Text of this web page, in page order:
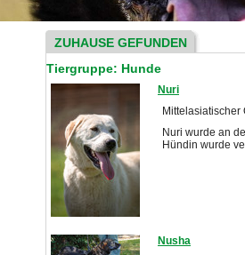
ZUHAUSE GEFUNDEN
Tiergruppe: Hunde
Nuri
Nuri wurde an
Hündin wurde
Nusha